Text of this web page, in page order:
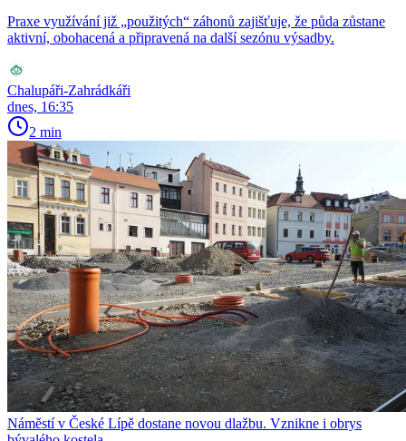
Praxe využívání již „použitých“ záhonů zajišťuje, že půda zůstane
aktivní, obohacená a připravená na další sezónu výsadby.
Chalupáři-Zahrádkáři
dnes, 16:35
2 min
Náměstí v České Lípě dostane novou dlažbu. Vznikne i obrys